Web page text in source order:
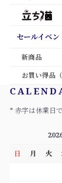
セールイベ
新商品
お買い得品（
* 赤字は休業日で
日
月 火